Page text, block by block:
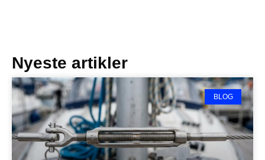
Nyeste artikler
BLOG